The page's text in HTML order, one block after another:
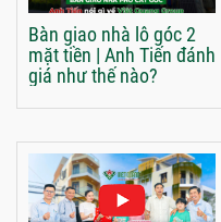
Bàn giao nhà lô góc 2
mặt tiền | Anh Tiến đánh
giá như thế nào?